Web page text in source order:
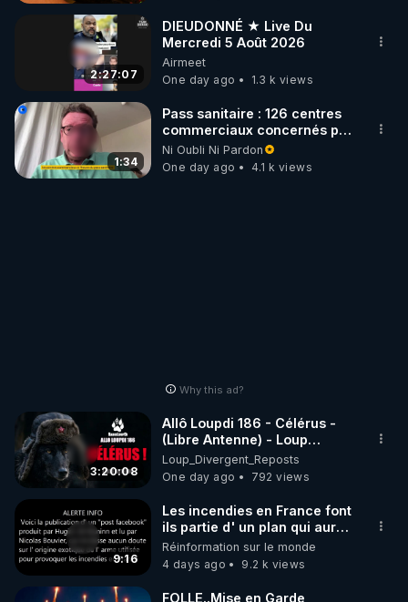
2:27:07
DIEUDONNÉ ★ Live Du
Mercredi 5 Août 2026
Airmeet
One day ago
1.3 k views
1:34
Pass sanitaire : 126 centres
commerciaux concernés par
l'obligation dans toute la
France
Ni Oubli Ni Pardon
One day ago
4.1 k views
Why this ad?
3:20:08
Allô Loupdi 186 - Célérus -
(Libre Antenne) - Loup
Divergent 2026.08.06
Loup_Divergent_Reposts
One day ago
792 views
9:16
Les incendies en France font
ils partie d' un plan qui aurait
débuté le 11 septembre 2001
?
Réinformation sur le monde
4 days ago
9.2 k views
FOLLE..Mise en Garde